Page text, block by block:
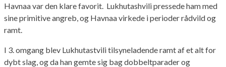
Havnaa var den klare favorit. Lukhutashvili pressede ham med
sine primitive angreb, og Havnaa virkede i perioder rådvild og
ramt.
I 3. omgang blev Lukhutastvili tilsyneladende ramt af et alt for
dybt slag, og da han gemte sig bag dobbeltparader og